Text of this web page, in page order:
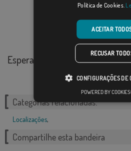
Espera
Categorias relacionadas:
Localizações,
Compartilhe esta bandeira
Política de Cookies.
ACEITAR
RECUSAR
CONFIGURAÇÕES DE
POWERED BY